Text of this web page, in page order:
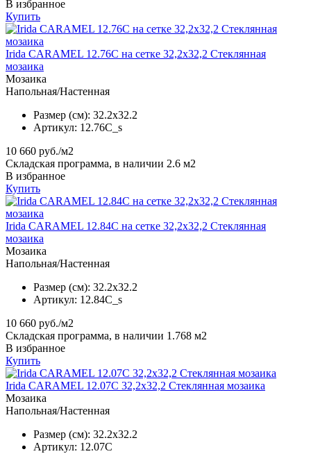
В избранное
Купить
Irida CARAMEL 12.76C на сетке 32,2x32,2 Стеклянная
мозаика
Мозаика
Напольная/Настенная
Размер (см): 32.2x32.2
Артикул: 12.76C_s
10 660 руб./м2
Складская программа, в наличии 2.6 м2
В избранное
Купить
Irida CARAMEL 12.84C на сетке 32,2x32,2 Стеклянная
мозаика
Мозаика
Напольная/Настенная
Размер (см): 32.2x32.2
Артикул: 12.84C_s
10 660 руб./м2
Складская программа, в наличии 1.768 м2
В избранное
Купить
Irida CARAMEL 12.07C 32,2x32,2 Стеклянная мозаика
Мозаика
Напольная/Настенная
Размер (см): 32.2x32.2
Артикул: 12.07C